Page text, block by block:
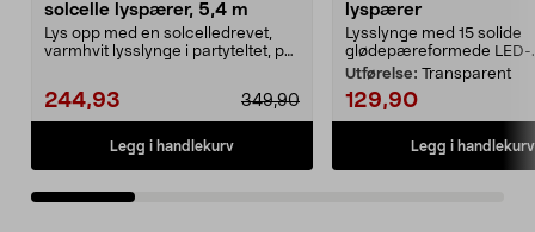
solcelle lyspærer, 5,4 m
Lys opp med en solcelledrevet,
varmhvit lysslynge i partyteltet, på
244,93 349,90
Legg i handlekurv
lyspærer
Lysslynge med 15 solide
glødepæreformede LED-
Utførelse: Transparent
129,90
Legg i handlekurv